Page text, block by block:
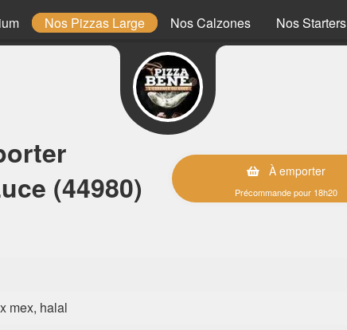
Nos Pizzas Large Nos Calzones Nos Starters
(44980)
À emporter
Précommande pour 18h20
mex, halal